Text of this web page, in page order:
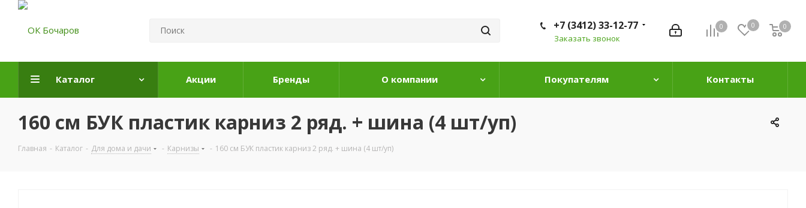
0 0 0
0
+7 (3412) 33-12-77
Заказать звонок
Каталог Акции Бренды О компании Покупателям Контакты
160 см БУК пластик карниз 2 ряд. + шина (4 шт/уп)
Главная - Каталог - Для дома и дачи - Карнизы - 160 см БУК пластик карниз 2 ряд. + шина (4 шт/уп)